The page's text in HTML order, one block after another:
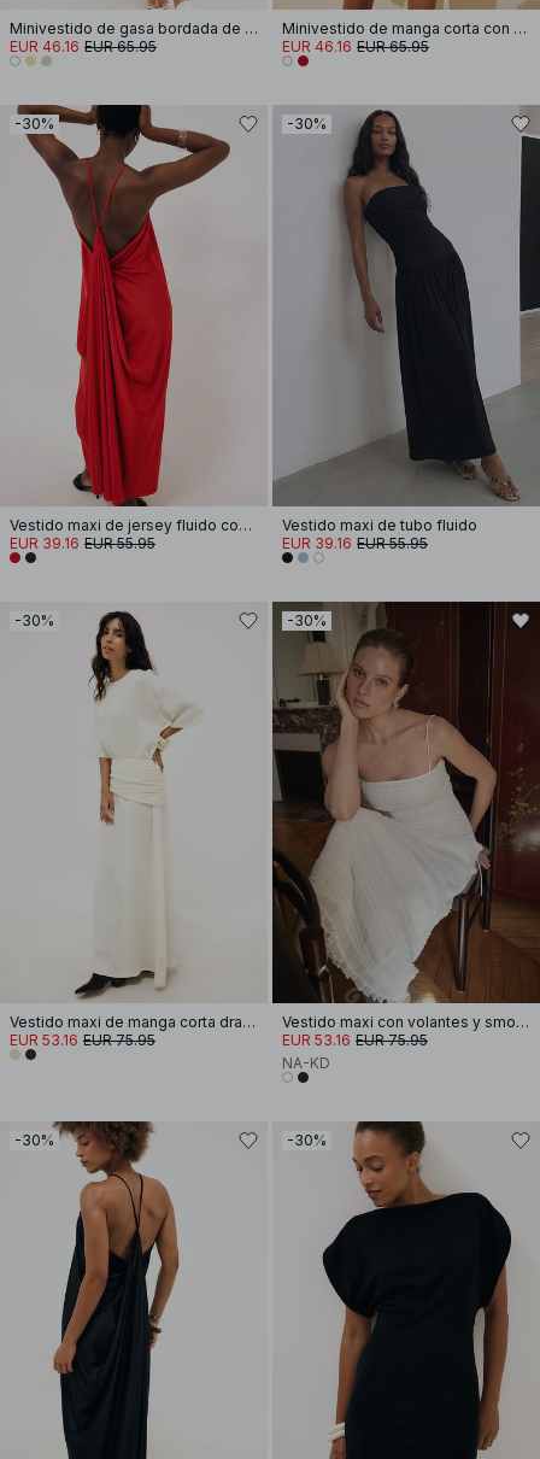
Minivestido de gasa bordada de manga larga
EUR 46.16 EUR 65.95
Minivestido de manga corta con cintura atada
EUR 46.16 EUR 65.95
-30%
Vestido maxi de jersey fluido con drapeado
EUR 39.16 EUR 55.95
-30%
Vestido maxi de tubo fluido
EUR 39.16 EUR 55.95
-30%
Vestido maxi de manga corta drapeado
EUR 53.16 EUR 75.95
-30%
Vestido maxi con volantes y smocks
EUR 53.16 EUR 75.95
NA-KD
-30% -30%